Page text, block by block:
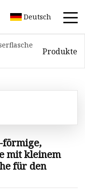
Deutsch
Produkte
förmige,
mit kleinem
für den